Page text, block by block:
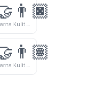
Wanita Warna Kulit Sedang Dan Pria Warna Kulit Gelap Bergandengan Tangan
Wanita Warna Kulit Gelap Dan Pria Warna Kulit Sedang Bergandengan Tangan